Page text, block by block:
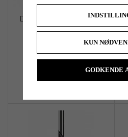
Dormie Workshop - Chevron
Tobacco Stashbag
KUN
GODKENDE